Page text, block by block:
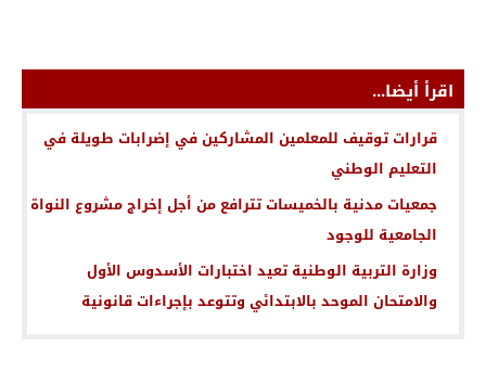
اقرأ أيضا...
قرارات توقيف للمعلمين المشاركين في إضرابات طويلة في
التعليم الوطني
جمعيات مدنية بالخميسات تترافع من أجل إخراج مشروع النواة
الجامعية للوجود
وزارة التربية الوطنية تعيد اختبارات الأسدوس الأول
والامتحان الموحد بالابتدائي وتتوعد بإجراءات قانونية